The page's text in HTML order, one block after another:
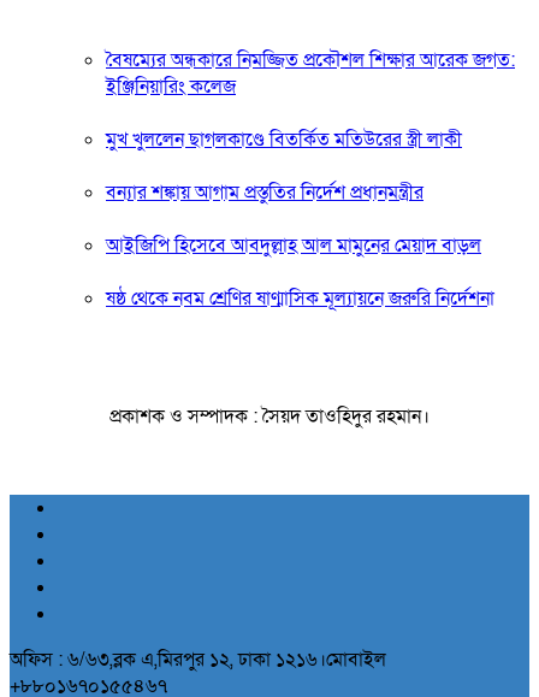
বৈষম্যের অন্ধকারে নিমজ্জিত প্রকৌশল শিক্ষার আরেক জগত:
ইঞ্জিনিয়ারিং কলেজ
মুখ খুললেন ছাগলকাণ্ডে বিতর্কিত মতিউরের স্ত্রী লাকী
বন্যার শঙ্কায় আগাম প্রস্তুতির নির্দেশ প্রধানমন্ত্রীর
আইজিপি হিসেবে আবদুল্লাহ আল মামুনের মেয়াদ বাড়ল
ষষ্ঠ থেকে নবম শ্রেণির ষাণ্মাসিক মূল্যায়নে জরুরি নির্দেশনা
প্রকাশক ও সম্পাদক : সৈয়দ তাওহিদুর রহমান।
অফিস : ৬/৬৩,ব্লক এ,মিরপুর ১২, ঢাকা ১২১৬।মোবাইল
+৮৮০১৬৭০১৫৫৪৬৭